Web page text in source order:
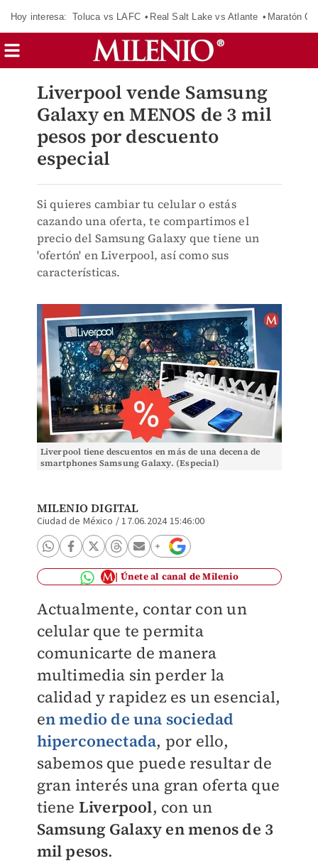
Hoy interesa: Toluca vs LAFC Real Salt Lake vs Atlante Maratón
Liverpool vende Samsung
Galaxy en MENOS de 3 mil
pesos por descuento
especial
Si quieres cambiar tu celular o estás
cazando una oferta, te compartimos el
precio del Samsung Galaxy que tiene un
'ofertón' en Liverpool, así como sus
características.
Liverpool tiene descuentos en más de una decena de
smartphones Samsung Galaxy. (Especial)
MILENIO DIGITAL
Ciudad de México /17.06.2024 15:46:00
Únete al canal de Milenio
Actualmente, contar con un
celular que te permita
comunicarte de manera
multimedia sin perder la
calidad y rapidez es un esencial,
en medio de una sociedad
hiperconectada, por ello,
sabemos que puede resultar de
gran interés una gran oferta que
tiene Liverpool, con un
Samsung Galaxy en menos de 3
mil pesos.